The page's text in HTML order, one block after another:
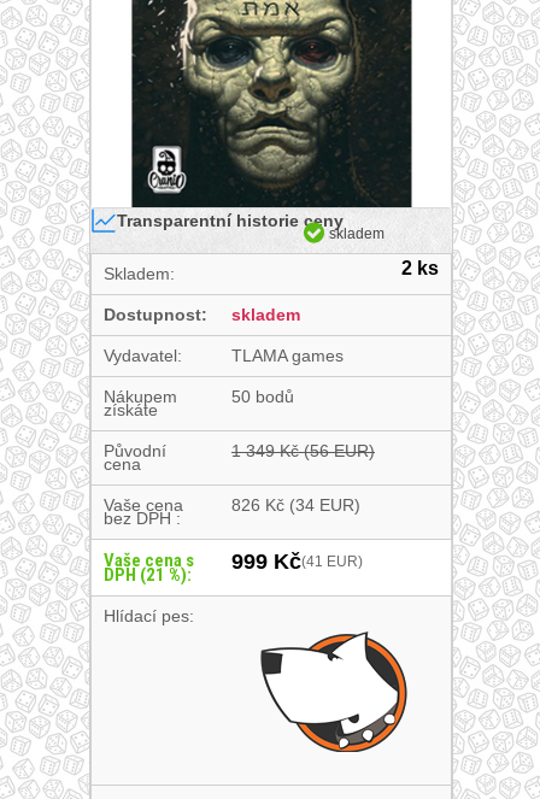
skladem
Transparentní historie ceny
Skladem: 2 ks
Dostupnost: skladem
Vydavatel: TLAMA games
Nákupem
získáte
50 bodů
Původní
cena
1 349 Kč(56 EUR)
Vaše cena
bez DPH :
826 Kč (34 EUR)
Vaše cena s
DPH (21 %):
999 Kč(41 EUR)
Hlídací pes: